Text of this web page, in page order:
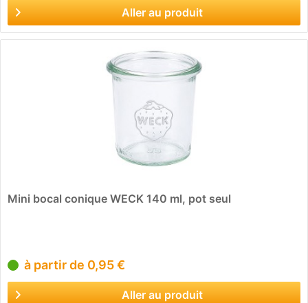
Aller au produit
Mini bocal conique WECK 140 ml, pot seul
à partir de 0,95 €
Aller au produit